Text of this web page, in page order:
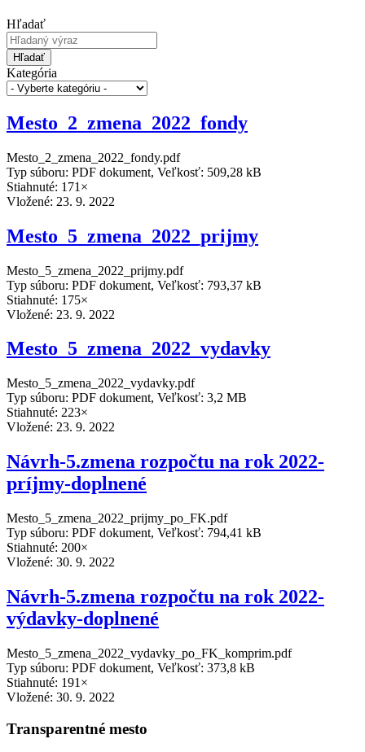
Hľadať
Hľadať
Kategória
Mesto_2_zmena_2022_fondy
Mesto_2_zmena_2022_fondy.pdf
Typ súboru: PDF dokument, Veľkosť: 509,28 kB
Stiahnuté: 171×
Vložené: 23. 9. 2022
Mesto_5_zmena_2022_prijmy
Mesto_5_zmena_2022_prijmy.pdf
Typ súboru: PDF dokument, Veľkosť: 793,37 kB
Stiahnuté: 175×
Vložené: 23. 9. 2022
Mesto_5_zmena_2022_vydavky
Mesto_5_zmena_2022_vydavky.pdf
Typ súboru: PDF dokument, Veľkosť: 3,2 MB
Stiahnuté: 223×
Vložené: 23. 9. 2022
Návrh-5.zmena rozpočtu na rok 2022-
príjmy-doplnené
Mesto_5_zmena_2022_prijmy_po_FK.pdf
Typ súboru: PDF dokument, Veľkosť: 794,41 kB
Stiahnuté: 200×
Vložené: 30. 9. 2022
Návrh-5.zmena rozpočtu na rok 2022-
výdavky-doplnené
Mesto_5_zmena_2022_vydavky_po_FK_komprim.pdf
Typ súboru: PDF dokument, Veľkosť: 373,8 kB
Stiahnuté: 191×
Vložené: 30. 9. 2022
Transparentné mesto